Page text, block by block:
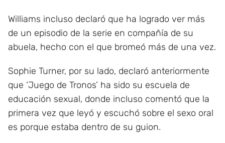
Williams incluso declaró que ha logrado ver más
de un episodio de la serie en compañía de su
abuela, hecho con el que bromeó más de una vez.
Sophie Turner, por su lado, declaró anteriormente
que ‘Juego de Tronos’ ha sido su escuela de
educación sexual, donde incluso comentó que la
primera vez que leyó y escuchó sobre el sexo oral
es porque estaba dentro de su guion.